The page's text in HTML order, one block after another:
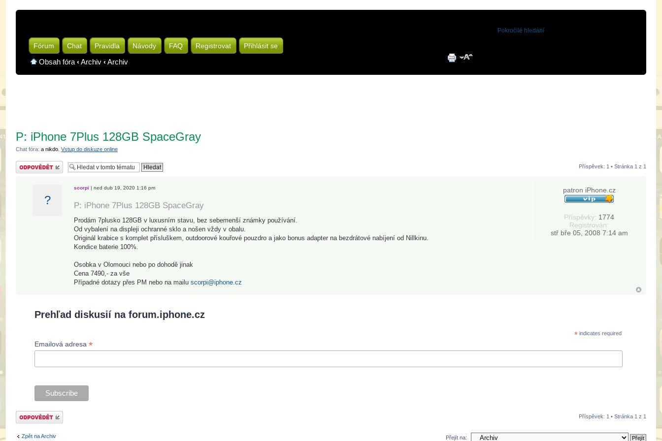
Fórum Chat Pravidla Návody FAQ Registrovat Přihlásit se
Obsah fóra ‹Archiv ‹Archiv
Pokročilé hledání
P: iPhone 7Plus 128GB SpaceGray
Chat fóra: a nikdo. Vstup do diskuze online
Odeslat odpověď Příspěvek: 1 • Stránka 1 z 1
?
scorpi | ned dub 19, 2020 1:16 pm
P: iPhone 7Plus 128GB SpaceGray
Prodám 7plusko 128GB v luxusním stavu, bez sebemenší známky používání.
Od vybalení na displeji ochranné sklo a nošen vždy v obalu.
Originál krabice s komplet přísluškem, outdoorové kouřové pouzdro a jako bonus adapter na bezdrátové nabíjení od Nillkinu.
Kondice baterie 100%.
Osobka v Olomouci nebo po dohodě jinak
Cena 7490,- za vše
Případné dotazy přes PM nebo na mailu scorpi@iphone.cz
patron iPhone.cz
Příspěvky: 1774
Registrován:
stř bře 05, 2008 7:14 am
Prehľad diskusií na forum.iphone.cz
* indicates required
Emailová adresa*
Odeslat odpověď Příspěvek: 1 • Stránka 1 z 1
Zpět na Archiv Přejít na: